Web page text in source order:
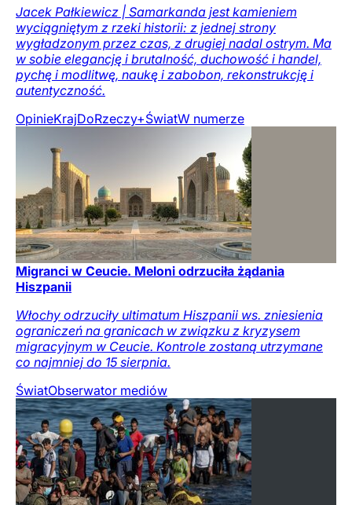
Jacek Pałkiewicz | Samarkanda jest kamieniem
wyciągniętym z rzeki historii: z jednej strony
wygładzonym przez czas, z drugiej nadal ostrym. Ma
w sobie elegancję i brutalność, duchowość i handel,
pychę i modlitwę, naukę i zabobon, rekonstrukcję i
autentyczność.
OpinieKrajDoRzeczy+ŚwiatW numerze
Migranci w Ceucie. Meloni odrzuciła żądania
Hiszpanii
Włochy odrzuciły ultimatum Hiszpanii ws. zniesienia
ograniczeń na granicach w związku z kryzysem
migracyjnym w Ceucie. Kontrole zostaną utrzymane
co najmniej do 15 sierpnia.
ŚwiatObserwator mediów